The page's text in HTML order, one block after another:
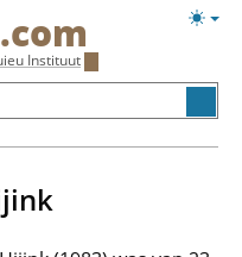
.com
Instituut